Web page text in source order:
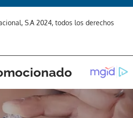
S.A 2024, todos los derechos